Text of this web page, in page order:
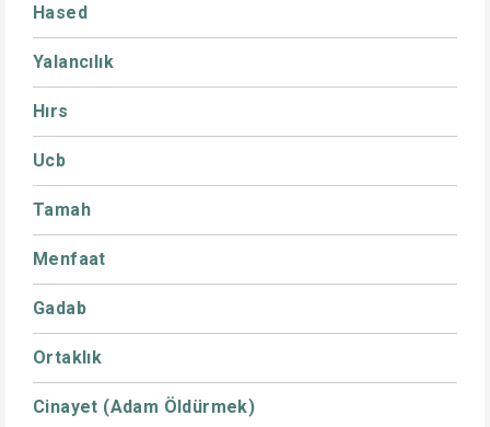
Hased
Yalancılık
Hırs
Ucb
Tamah
Menfaat
Gadab
Ortaklık
Cinayet (Adam Öldürmek)